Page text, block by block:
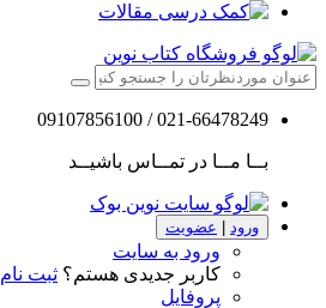
مقالات
021-66478249 / 09107856100
بــا مــا در تمــاس باشیــد
ورود عضویت
ورود به سایت
کاربر جدیدی هستم؟ ثبت نام
پروفایل